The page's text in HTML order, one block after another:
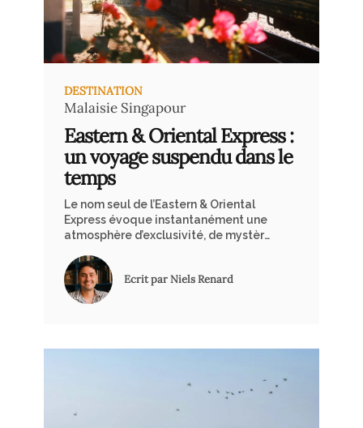
suspendus qui donnent accès à un
Japon plus intime.
DESTINATION
Malaisie Singapour
Eastern & Oriental Express :
un voyage suspendu dans le
temps
Le nom seul de l’Eastern & Oriental
Express évoque instantanément une
atmosphère d’exclusivité, de mystère
l’admettre : mon excitation était
palpable bien avant mon arrivée à la
gare de Woodlands, à Singapour.
des contrôles automatisés des
presque clinique. Mais une fois
Ecrit par Niels Renard